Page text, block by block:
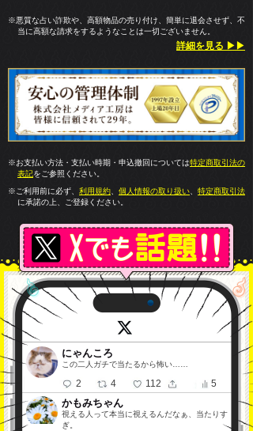
※悪質な占い詐欺や、高額物品の売り付け、簡単に退会させず、不
当に高額な請求をするようなことは一切ございません。
詳細を見る ▶▶
※お支払い方法・支払い時期・申込撤回については特定商取引法の
表記をご参照ください。
※ご利用前に必ず、 利用規約、 個人情報の取り扱い、 特定商取引法
に承諾の上、ご登録ください。
にゃんころ
この二人ガチで当たるから怖い……
2 4 112 5
かもみちゃん
視える人って本当に視えるんだなぁ、当たりす
ぎ。